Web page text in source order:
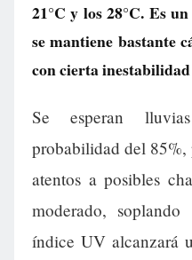
21°C y los 28°C. Es
se mantiene bastante
con cierta
Se esperan
probabilidad del 85%,
atentos a posibles
moderado,
índice UV alcanzará